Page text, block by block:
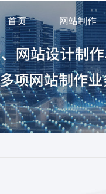
首页 网站制作